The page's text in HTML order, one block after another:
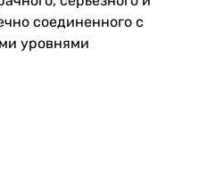
соединенного с
уровнями